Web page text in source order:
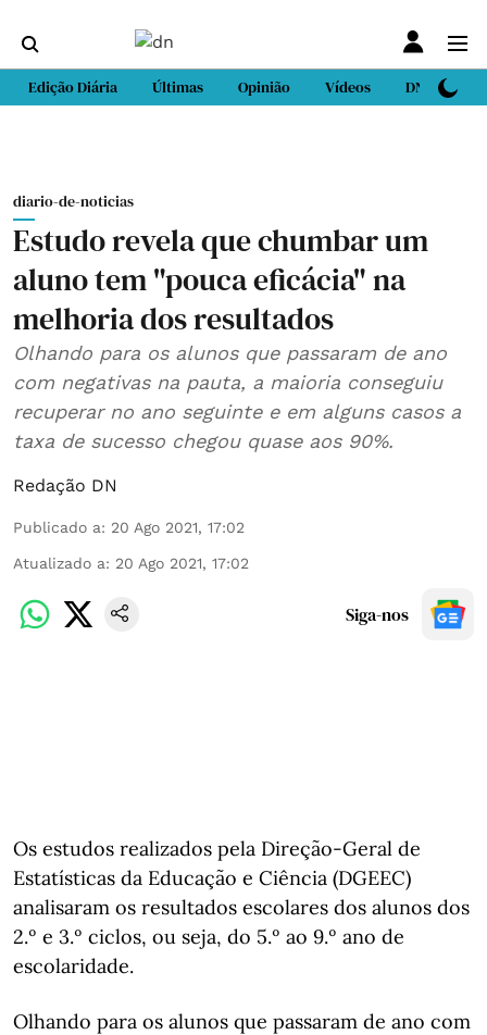
Edição Diária Últimas Opinião Vídeos DN Sport
diario-de-noticias
Estudo revela que chumbar um
aluno tem "pouca eficácia" na
melhoria dos resultados
Olhando para os alunos que passaram de ano
com negativas na pauta, a maioria conseguiu
recuperar no ano seguinte e em alguns casos a
taxa de sucesso chegou quase aos 90%.
Redação DN
Publicado a: 20 Ago 2021, 17:02
Atualizado a: 20 Ago 2021, 17:02
Siga-nos
Os estudos realizados pela Direção-Geral de
Estatísticas da Educação e Ciência (DGEEC)
analisaram os resultados escolares dos alunos dos
2.º e 3.º ciclos, ou seja, do 5.º ao 9.º ano de
escolaridade.
Olhando para os alunos que passaram de ano com